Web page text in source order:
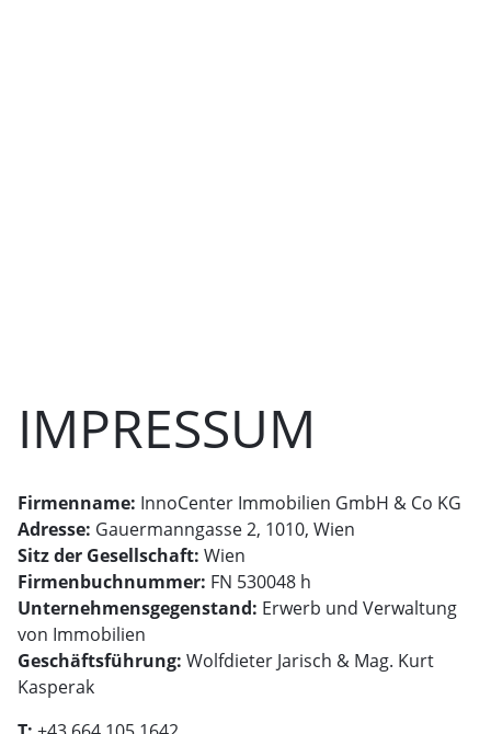
IMPRESSUM
Firmenname: InnoCenter Immobilien GmbH & Co KG
Adresse: Gauermanngasse 2, 1010, Wien
Sitz der Gesellschaft: Wien
Firmenbuchnummer: FN 530048 h
Unternehmensgegenstand: Erwerb und Verwaltung
von Immobilien
Geschäftsführung: Wolfdieter Jarisch & Mag. Kurt
Kasperak